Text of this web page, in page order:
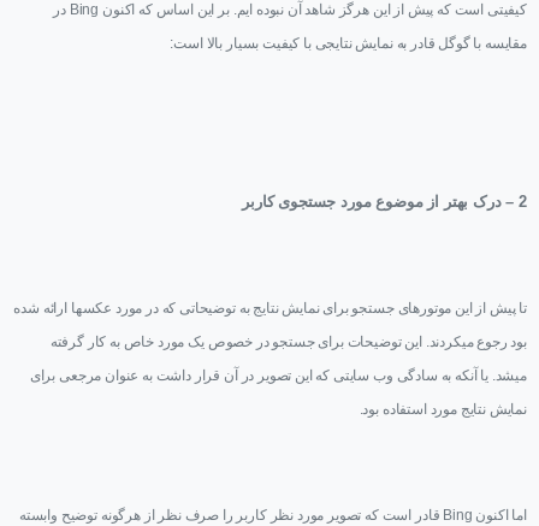
کیفیتی است که پیش از این هرگز شاهد آن نبوده ایم. بر این اساس که اکنون Bing در
مقایسه با گوگل قادر به نمایش نتایجی با کیفیت بسیار بالا است:
2 – درک بهتر از موضوع مورد جستجوی کاربر
تا پیش از این موتورهای جستجو برای نمایش نتایج به توضیحاتی که در مورد عکسها ارائه شده
بود رجوع میکردند. این توضیحات برای جستجو در خصوص یک مورد خاص به کار گرفته
میشد. یا آنکه به سادگی وب سایتی که این تصویر در آن قرار داشت به عنوان مرجعی برای
نمایش نتایج مورد استفاده بود.
اما اکنون Bing قادر است که تصویر مورد نظر کاربر را صرف نظر از هرگونه توضیح وابسته